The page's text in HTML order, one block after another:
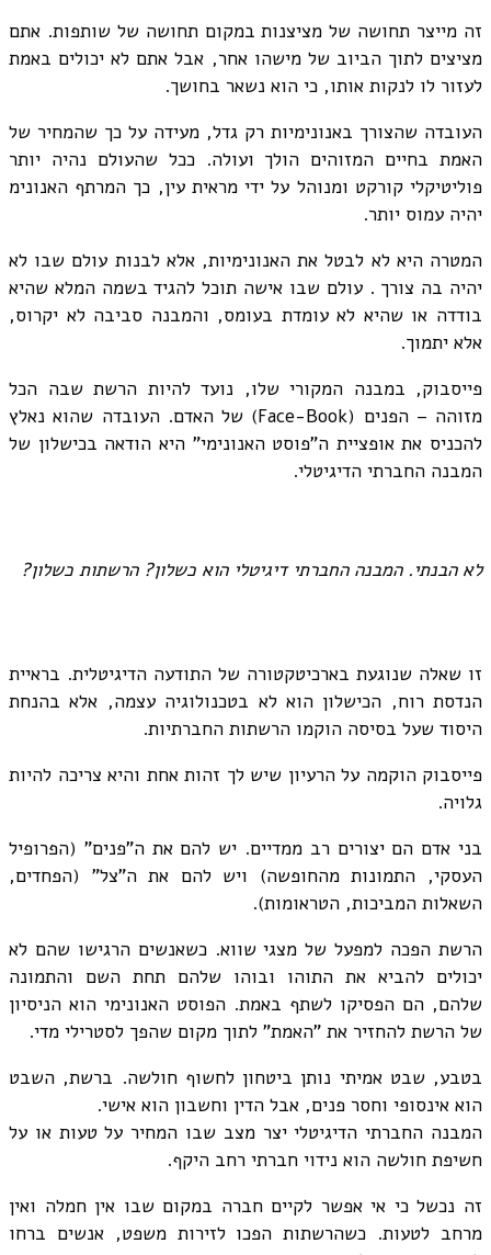
זה מייצר תחושה של מציצנות במקום תחושה של שותפות. אתם
מציצים לתוך הביוב של מישהו אחר, אבל אתם לא יכולים באמת
לעזור לו לנקות אותו, כי הוא נשאר בחושך.
העובדה שהצורך באנונימיות רק גדל, מעידה על כך שהמחיר של
האמת בחיים המזוהים הולך ועולה. ככל שהעולם נהיה יותר
פוליטיקלי קורקט ומנוהל על ידי מראית עין, כך המרתף האנונימ
יהיה עמוס יותר.
המטרה היא לא לבטל את האנונימיות, אלא לבנות עולם שבו לא
יהיה בה צורך . עולם שבו אישה תוכל להגיד בשמה המלא שהיא
בודדה או שהיא לא עומדת בעומס, והמבנה סביבה לא יקרוס,
אלא יתמוך.
פייסבוק, במבנה המקורי שלו, נועד להיות הרשת שבה הכל
מזוהה – הפנים (Face-Book) של האדם. העובדה שהוא נאלץ
להכניס את אופציית ה"פוסט האנונימי" היא הודאה בכישלון של
המבנה החברתי הדיגיטלי.
לא הבנתי. המבנה החברתי דיגיטלי הוא כשלון? הרשתות כשלון?
זו שאלה שנוגעת בארכיטקטורה של התודעה הדיגיטלית. בראיית
הנדסת רוח, הכישלון הוא לא בטכנולוגיה עצמה, אלא בהנחת
היסוד שעל בסיסה הוקמו הרשתות החברתיות.
פייסבוק הוקמה על הרעיון שיש לך זהות אחת והיא צריכה להיות
גלויה.
בני אדם הם יצורים רב ממדיים. יש להם את ה"פנים" (הפרופיל
העסקי, התמונות מהחופשה) ויש להם את ה"צל" (הפחדים,
השאלות המביכות, הטראומות).
הרשת הפכה למפעל של מצגי שווא. כשאנשים הרגישו שהם לא
יכולים להביא את התוהו ובוהו שלהם תחת השם והתמונה
שלהם, הם הפסיקו לשתף באמת. הפוסט האנונימי הוא הניסיון
של הרשת להחזיר את "האמת" לתוך מקום שהפך לסטרילי מדי.
בטבע, שבט אמיתי נותן ביטחון לחשוף חולשה. ברשת, השבט
הוא אינסופי וחסר פנים, אבל הדין וחשבון הוא אישי.
המבנה החברתי הדיגיטלי יצר מצב שבו המחיר על טעות או על
חשיפת חולשה הוא נידוי חברתי רחב היקף.
זה נכשל כי אי אפשר לקיים חברה במקום שבו אין חמלה ואין
מרחב לטעות. כשהרשתות הפכו לזירות משפט, אנשים ברחו